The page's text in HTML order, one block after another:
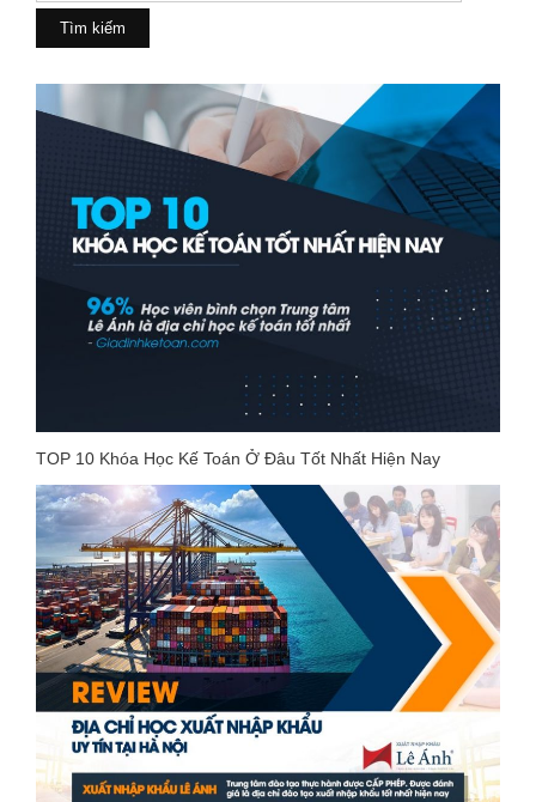
cho:
TOP 10 Khóa Học Kế Toán Ở Đâu Tốt Nhất Hiện Nay